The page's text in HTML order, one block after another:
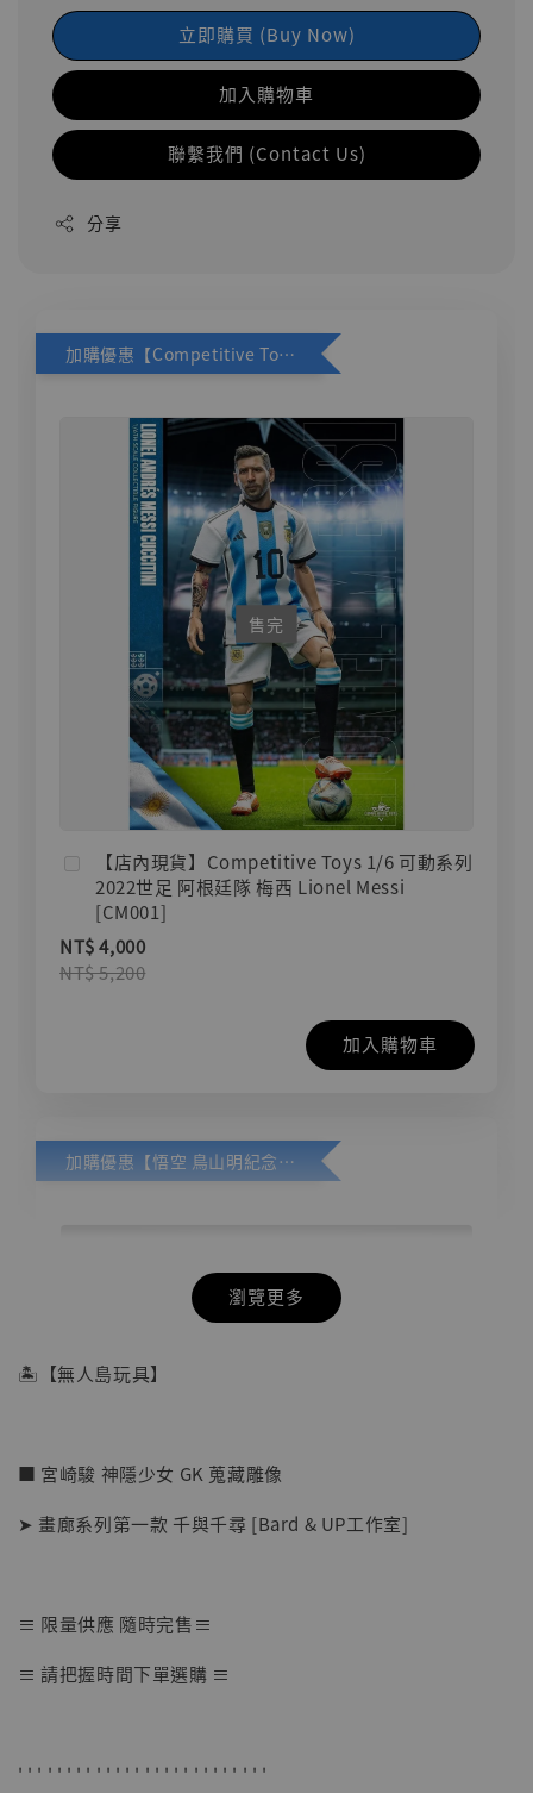
立即購買 (Buy Now)
加入購物車
聯繫我們 (Contact Us)
分享
加購優惠【Competitive Toys 梅西 [CM001]】
售完
【店內現貨】Competitive Toys 1/6 可動系列
2022世足 阿根廷隊 梅西 Lionel Messi
[CM001]
NT$ 4,000
NT$ 5,200
加入購物車
加購優惠【悟空 鳥山明紀念款 [奇蹟工作室]】
【店內現貨】七龍珠 系列蒐藏雕像 悟空 鳥山
NT$ 5,580
瀏覽更多
🏝【無人島玩具】
■ 宮崎駿 神隱少女 GK 蒐藏雕像
➤ 畫廊系列第一款 千與千尋 [Bard & UP工作室]
≡ 限量供應 隨時完售≡
≡ 請把握時間下單選購 ≡
' ' ' ' ' ' ' ' ' ' ' ' ' ' ' ' ' ' ' ' ' ' ' ' ' '